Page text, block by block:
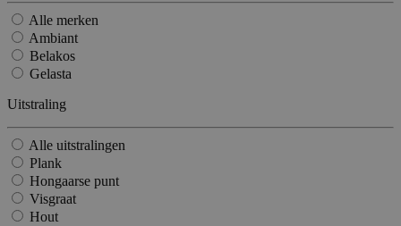
Alle merken
Ambiant
Belakos
Gelasta
Uitstraling
Alle uitstralingen
Plank
Hongaarse punt
Visgraat
Hout